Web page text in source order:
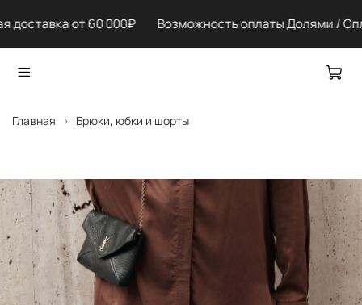
доставка от 60 000₽ Возможность оплаты Долями /
Главная Брюки, юбки и шорты